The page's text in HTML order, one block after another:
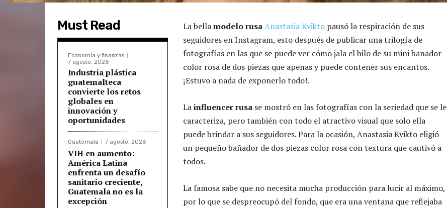
Must Read
Economía y finanzas
7 agosto, 2026
Industria plástica
guatemalteca
convierte los retos
globales en
innovación y
oportunidades
Guatemala 7 agosto, 2026
VIH en aumento:
América Latina
enfrenta un desafío
sanitario creciente,
Guatemala no es la
excepción
La bellamodelo rusaAnastasia Kvikto pausó la respiración de sus
seguidores en Instagram, esto después de publicar una trilogía de
fotografías en las que se puede ver cómo jala el hilo de su mini bañador
color rosa de dos piezas que apenas y puede contener sus encantos.
¡Estuvo a nada de exponerlo todo!.
Lainfluencer rusa se mostró en las fotografías con la seriedad que se le
caracteriza, pero también con todo el atractivo visual que solo ella
puede brindar a sus seguidores. Para la ocasión, Anastasia Kvikto eligió
un pequeño bañador de dos piezas color rosa con textura que cautivó a
todos.
La famosa sabe que no necesita mucha producción para lucir al máximo,
por lo que se despreocupó del fondo, que era una ventana que reflejaba